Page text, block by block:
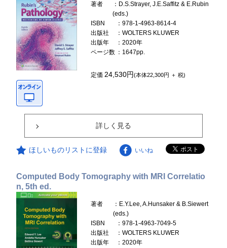
著者
：D.S.Strayer, J.E.Saffitz & E.Rubin
(eds.)
ISBN
：978-1-4963-8614-4
出版社
：WOLTERS KLUWER
出版年
：2020年
ページ数 ：1647pp.
定価24,530円(本体22,300円 ＋ 税)
詳しく見る
ほしいものリストに登録 いいね
Computed Body Tomography with MRI Correlatio
n, 5th ed.
著者
：E.Y.Lee, A.Hunsaker & B.Siewert
(eds.)
ISBN
：978-1-4963-7049-5
出版社
：WOLTERS KLUWER
出版年
：2020年